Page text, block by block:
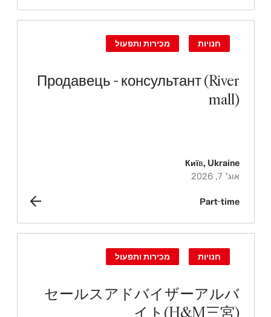
Продавець - консультант (River
mall)
חנויות מכירות ותפעול
Київ, Ukraine
אוג׳ 7, 2026
Part-time
セールスアドバイザーアルバ
イト(H&M三宮)
חנויות מכירות ותפעול